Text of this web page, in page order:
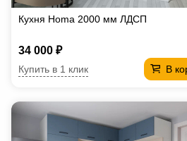
Кухня Homa 2000 мм ЛДСП
34 000 ₽
В
Купить в 1 клик